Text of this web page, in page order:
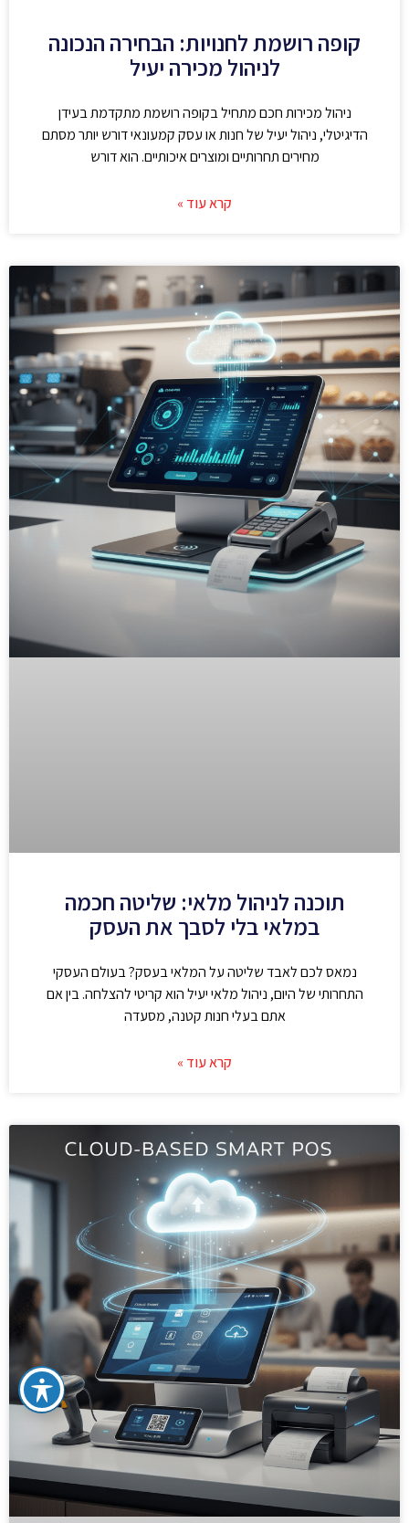
קופה רושמת לחנויות: הבחירה הנכונה
לניהול מכירה יעיל
ניהול מכירות חכם מתחיל בקופה רושמת מתקדמת בעידן
הדיגיטלי, ניהול יעיל של חנות או עסק קמעונאי דורש יותר מסתם
מחירים תחרותיים ומוצרים איכותיים. הוא דורש
קרא עוד »
תוכנה לניהול מלאי: שליטה חכמה
במלאי בלי לסבך את העסק
נמאס לכם לאבד שליטה על המלאי בעסק? בעולם העסקי
התחרותי של היום, ניהול מלאי יעיל הוא קריטי להצלחה. בין אם
אתם בעלי חנות קטנה, מסעדה
קרא עוד »